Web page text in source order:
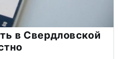
в Свердловской